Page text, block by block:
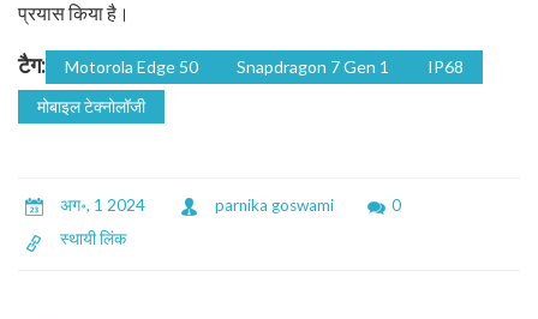
प्रयास किया है।
टैग: Motorola Edge 50 Snapdragon 7 Gen 1
IP68
मोबाइल टेक्नोलॉजी
अग॰, 1 2024 parnika goswami
0
स्थायी लिंक